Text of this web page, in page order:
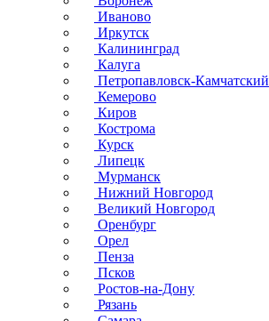
Иваново
Иркутск
Калининград
Калуга
Петропавловск-Камчатский
Кемерово
Киров
Кострома
Курск
Липецк
Мурманск
Нижний Новгород
Великий Новгород
Оренбург
Орел
Пенза
Псков
Ростов-на-Дону
Рязань